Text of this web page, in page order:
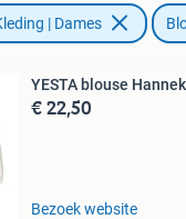
| Dames
YESTA blouse
€ 22,50
Bezoek website